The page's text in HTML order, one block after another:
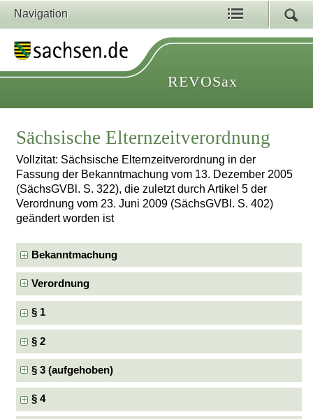
Navigation
REVOSax
Sächsische Elternzeitverordnung
Vollzitat: Sächsische Elternzeitverordnung in der
Fassung der Bekanntmachung vom 13. Dezember 2005
(SächsGVBl. S. 322), die zuletzt durch Artikel 5 der
Verordnung vom 23. Juni 2009 (SächsGVBl. S. 402)
geändert worden ist
Bekanntmachung
Verordnung
§ 1
§ 2
§ 3 (aufgehoben)
§ 4